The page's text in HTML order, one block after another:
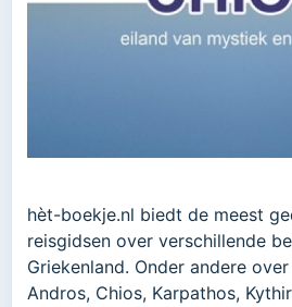
hèt-boekje.nl biedt de meest
reisgidsen over verschillende
Griekenland. Onder andere
Andros, Chios, Karpathos,